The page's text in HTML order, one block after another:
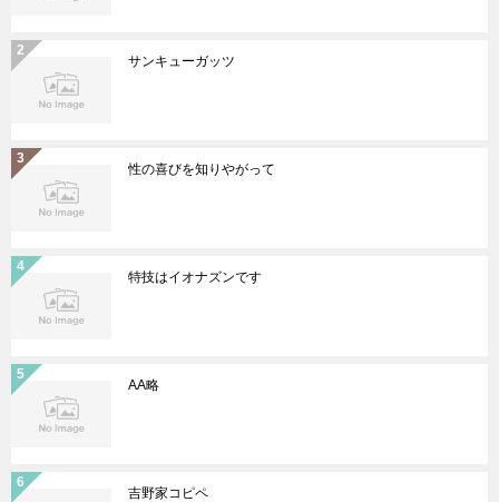
サンキューガッツ
性の喜びを知りやがって
特技はイオナズンです
AA略
吉野家コピペ